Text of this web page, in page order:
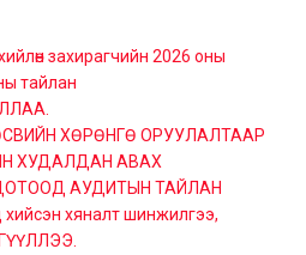
захирагчийн 2026 оны
тайлан
ХӨРӨНГӨ ОРУУЛАЛТААР
ХУДАЛДАН АВАХ
АУДИТЫН ТАЙЛАН
хяналт шинжилгээ,